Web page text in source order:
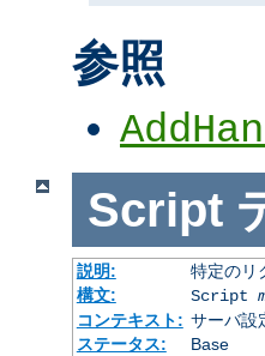
参照
Script
説明:
特定のリ
構文:
Script
コンテキスト: サーバ設
ステータス:
Base